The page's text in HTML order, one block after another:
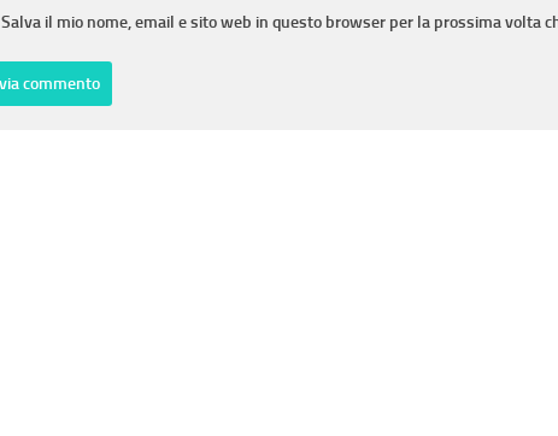
Salva il mio nome, email e sito web in questo browser per la prossima volta